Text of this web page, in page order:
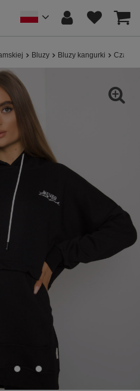
Bluzy Bluzy kangurki Czarna